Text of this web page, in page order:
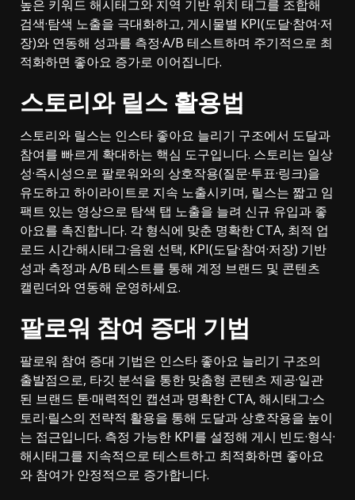
높은 키워드 해시태그와 지역 기반 위치 태그를 조합해
검색·탐색 노출을 극대화하고, 게시물별 KPI(도달·참여·저
장)와 연동해 성과를 측정·A/B 테스트하며 주기적으로 최
적화하면 좋아요 증가로 이어집니다.
스토리와 릴스 활용법
스토리와 릴스는 인스타 좋아요 늘리기 구조에서 도달과
참여를 빠르게 확대하는 핵심 도구입니다. 스토리는 일상
성·즉시성으로 팔로워와의 상호작용(질문·투표·링크)을
유도하고 하이라이트로 지속 노출시키며, 릴스는 짧고 임
팩트 있는 영상으로 탐색 탭 노출을 늘려 신규 유입과 좋
아요를 촉진합니다. 각 형식에 맞춘 명확한 CTA, 최적 업
로드 시간·해시태그·음원 선택, KPI(도달·참여·저장) 기반
성과 측정과 A/B 테스트를 통해 계정 브랜드 및 콘텐츠
캘린더와 연동해 운영하세요.
팔로워 참여 증대 기법
팔로워 참여 증대 기법은 인스타 좋아요 늘리기 구조의
출발점으로, 타깃 분석을 통한 맞춤형 콘텐츠 제공·일관
된 브랜드 톤·매력적인 캡션과 명확한 CTA, 해시태그·스
토리·릴스의 전략적 활용을 통해 도달과 상호작용을 높이
는 접근입니다. 측정 가능한 KPI를 설정해 게시 빈도·형식·
해시태그를 지속적으로 테스트하고 최적화하면 좋아요
와 참여가 안정적으로 증가합니다.